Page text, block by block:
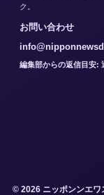
ク。
お問い合わせ
編集部からの返信目安:
© 2026 ニッポンンエワ